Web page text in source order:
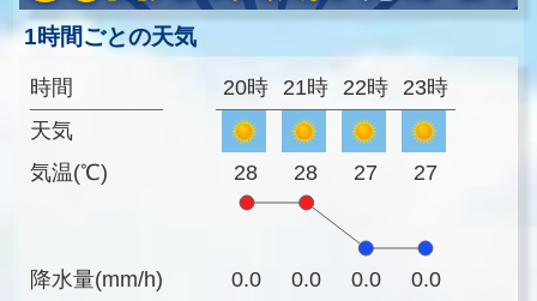
1時間ごとの天気
時間
天気
気温(℃)
降水量(mm/h)
20時 21時 22時 23時
28 28 27 27
0.0 0.0 0.0
0.0